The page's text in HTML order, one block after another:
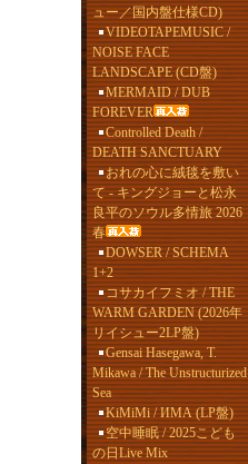
ュー／国内盤仕様CD)
VIDEOTAPEMUSIC /
NOISE FACE
LANDSCAPE (CD盤)
MERMAID / DUB
FOREVER
Controlled Death /
DEATH SANCTUARY
おれの心に絨毯を敷い
て - キングジョーと松永
良平のソウル多情旅 2026
春
DOWSER / SCHEMA
1+2
コサカイフミオ / THE
WARM GARDEN (2026年
リイシュー2LP盤)
Gensai Hasegawa, T.
Mikawa / The Unstructurized
Sea
KiMiMi / ИМА (LP盤)
空中睡眠 / 2025こども
の日Live Mix